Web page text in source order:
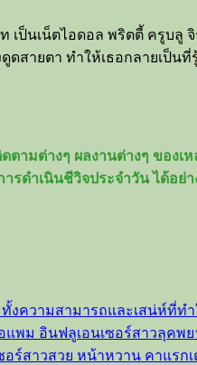
เป็นเน็ตไอดอล พริตตี้ ครูบลู
สายตา ทำให้เธอกลายเป็น
ดตามต่างๆ ผลงานต่างๆ ของ
รดำเนินชีวิจประจำวัน ได้อย่
ทั้งความสามารถและเสน่ห์ที่
แพม อินฟลูเอนเซอร์สาวลุค
อร์สาวสวย หน้าหวาน คาแร